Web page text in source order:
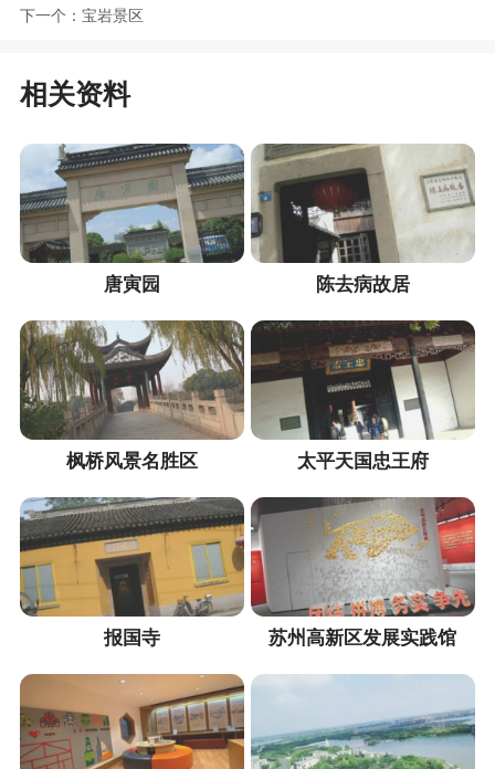
下一个： 宝岩景区
相关资料
唐寅园 陈去病故居
枫桥风景名胜区 太平天国忠王府
报国寺 苏州高新区发展实践馆